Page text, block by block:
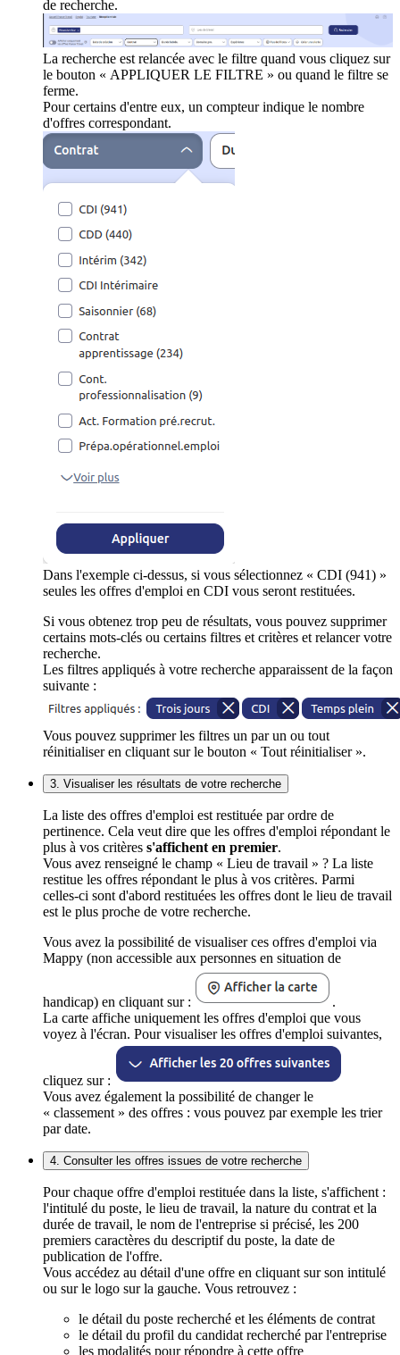
de recherche.
La recherche est relancée avec le filtre quand vous cliquez sur
le bouton « APPLIQUER LE FILTRE » ou quand le filtre se
ferme.
Pour certains d'entre eux, un compteur indique le nombre
d'offres correspondant.
Dans l'exemple ci-dessus, si vous sélectionnez « CDI (941) »
seules les offres d'emploi en CDI vous seront restituées.
Si vous obtenez trop peu de résultats, vous pouvez supprimer
certains mots-clés ou certains filtres et critères et relancer votre
recherche.
Les filtres appliqués à votre recherche apparaissent de la façon
suivante :
Vous pouvez supprimer les filtres un par un ou tout
réinitialiser en cliquant sur le bouton « Tout réinitialiser ».
3. Visualiser les résultats de votre recherche
La liste des offres d'emploi est restituée par ordre de
pertinence. Cela veut dire que les offres d'emploi répondant le
plus à vos critères s'affichent en premier.
Vous avez renseigné le champ « Lieu de travail » ? La liste
restitue les offres répondant le plus à vos critères. Parmi
celles-ci sont d'abord restituées les offres dont le lieu de travail
est le plus proche de votre recherche.
Vous avez la possibilité de visualiser ces offres d'emploi via
Mappy (non accessible aux personnes en situation de
handicap) en cliquant sur :
.
La carte affiche uniquement les offres d'emploi que vous
voyez à l'écran. Pour visualiser les offres d'emploi suivantes,
cliquez sur :
Vous avez également la possibilité de changer le
« classement » des offres : vous pouvez par exemple les trier
par date.
4. Consulter les offres issues de votre recherche
Pour chaque offre d'emploi restituée dans la liste, s'affichent :
l'intitulé du poste, le lieu de travail, la nature du contrat et la
durée de travail, le nom de l'entreprise si précisé, les 200
premiers caractères du descriptif du poste, la date de
publication de l'offre.
Vous accédez au détail d'une offre en cliquant sur son intitulé
ou sur le logo sur la gauche. Vous retrouvez :
le détail du poste recherché et les éléments de contrat
le détail du profil du candidat recherché par l'entreprise
les modalités pour répondre à cette offre